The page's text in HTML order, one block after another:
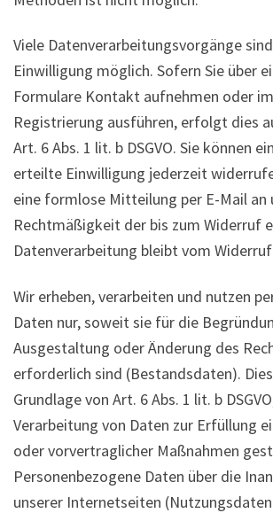
Viele Datenverarbeitungsvorgänge
Einwilligung möglich. Sofern Sie über
Formulare Kontakt aufnehmen oder
Registrierung ausführen, erfolgt dies
Art. 6 Abs. 1 lit. b DSGVO. Sie können
erteilte Einwilligung jederzeit
eine formlose Mitteilung per E-Mail an
Rechtmäßigkeit der bis zum Widerruf
Datenverarbeitung bleibt vom
Wir erheben, verarbeiten und nutzen
Daten nur, soweit sie für die
Ausgestaltung oder Änderung des
erforderlich sind (Bestandsdaten).
Grundlage von Art. 6 Abs. 1 lit. b
Verarbeitung von Daten zur Erfüllung
oder vorvertraglicher Maßnahmen
Personenbezogene Daten über die
unserer Internetseiten